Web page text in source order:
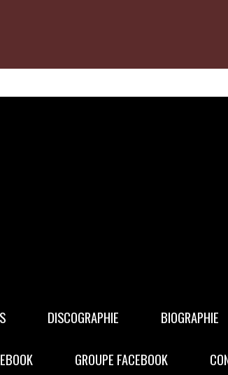
DISCOGRAPHIE BIOGRAPHIE
GROUPE FACEBOOK